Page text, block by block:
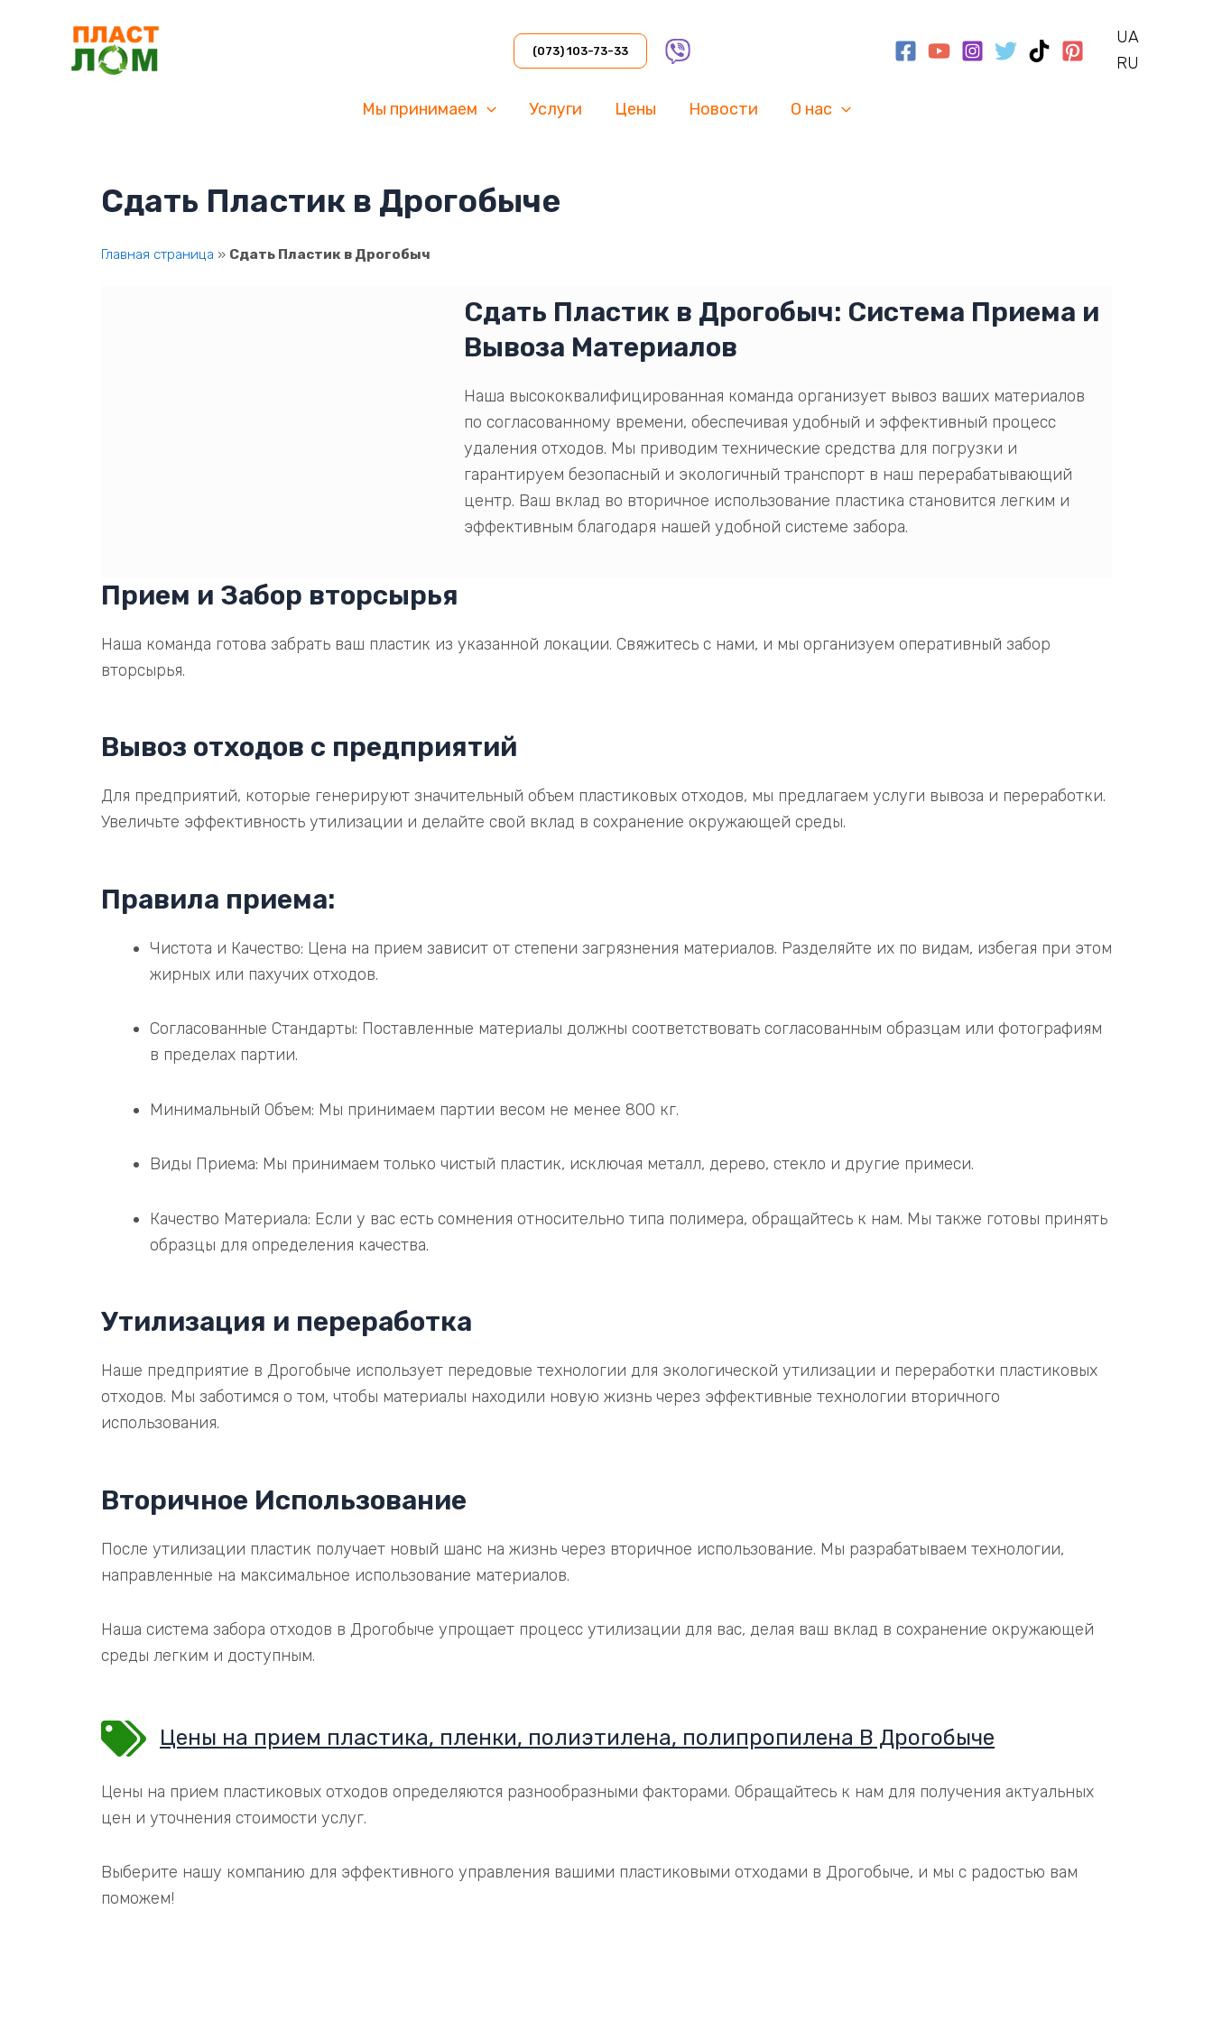
содержимому
(073) 103-73-33
UA
RU
Мы принимаем Услуги Цены Новости О нас
Сдать Пластик в Дрогобыче
Главная страница » Сдать Пластик в Дрогобыч
Сдать Пластик в Дрогобыч: Система Приема и
Вывоза Материалов
Наша высококвалифицированная команда организует вывоз ваших материалов
по согласованному времени, обеспечивая удобный и эффективный процесс
удаления отходов. Мы приводим технические средства для погрузки и
гарантируем безопасный и экологичный транспорт в наш перерабатывающий
центр. Ваш вклад во вторичное использование пластика становится легким и
эффективным благодаря нашей удобной системе забора.
Прием и Забор вторсырья
Наша команда готова забрать ваш пластик из указанной локации. Свяжитесь с нами, и мы организуем оперативный забор
вторсырья.
Вывоз отходов с предприятий
Для предприятий, которые генерируют значительный объем пластиковых отходов, мы предлагаем услуги вывоза и переработки.
Увеличьте эффективность утилизации и делайте свой вклад в сохранение окружающей среды.
Правила приема:
Чистота и Качество: Цена на прием зависит от степени загрязнения материалов. Разделяйте их по видам, избегая при этом
жирных или пахучих отходов.
Согласованные Стандарты: Поставленные материалы должны соответствовать согласованным образцам или фотографиям
в пределах партии.
Минимальный Объем: Мы принимаем партии весом не менее 800 кг.
Виды Приема: Мы принимаем только чистый пластик, исключая металл, дерево, стекло и другие примеси.
Качество Материала: Если у вас есть сомнения относительно типа полимера, обращайтесь к нам. Мы также готовы принять
образцы для определения качества.
Утилизация и переработка
Наше предприятие в Дрогобыче использует передовые технологии для экологической утилизации и переработки пластиковых
отходов. Мы заботимся о том, чтобы материалы находили новую жизнь через эффективные технологии вторичного
использования.
Вторичное Использование
После утилизации пластик получает новый шанс на жизнь через вторичное использование. Мы разрабатываем технологии,
направленные на максимальное использование материалов.
Наша система забора отходов в Дрогобыче упрощает процесс утилизации для вас, делая ваш вклад в сохранение окружающей
среды легким и доступным.
Цены на прием пластика, пленки, полиэтилена, полипропилена В Дрогобыче
Цены на прием пластиковых отходов определяются разнообразными факторами. Обращайтесь к нам для получения актуальных
цен и уточнения стоимости услуг.
Выберите нашу компанию для эффективного управления вашими пластиковыми отходами в Дрогобыче, и мы с радостью вам
поможем!